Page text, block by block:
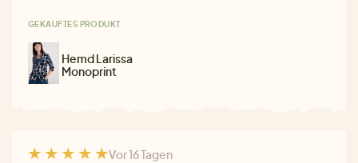
GEKAUFTES PRODUKT
Hemd Larissa
Monoprint
Vor 16 Tagen